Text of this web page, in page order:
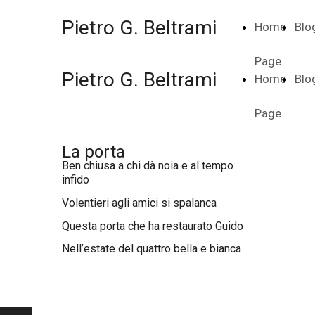
Home
Page
Pietro G. Beltrami
Home
Page
Pietro G. Beltrami
La porta
Ben chiusa a chi dà noia e al tempo
infido
Volentieri agli amici si spalanca
Questa porta che ha restaurato Guido
Nell’estate del quattro bella e bianca